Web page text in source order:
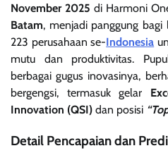
November 2025 di Harmoni
Batam, menjadi panggung
223 perusahaan se-Indonesia
mutu dan produktivitas.
berbagai gugus inovasinya,
bergengsi, termasuk gelar
Innovation (QSI) dan posisi
Detail Pencapaian dan